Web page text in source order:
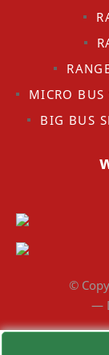
MICRO BUS
BIG BUS
©
—